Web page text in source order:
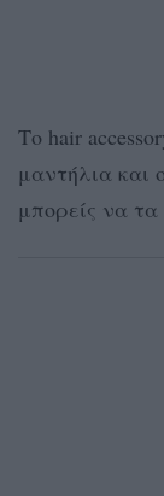
Το hair
μαντήλια και
μπορείς να